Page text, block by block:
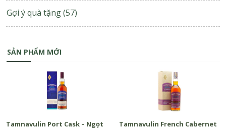
Gợi ý quà tặng(57)
SẢN PHẨM MỚI
Tamnavulin Port Cask – Ngọt
Tamnavulin French Cabernet